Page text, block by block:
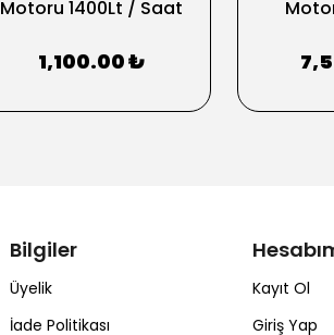
Motoru 1400Lt / Saat
1,100.00 ₺
Bilgiler
Üyelik
İade Politikası
Kayıt Ol
Giriş Yap